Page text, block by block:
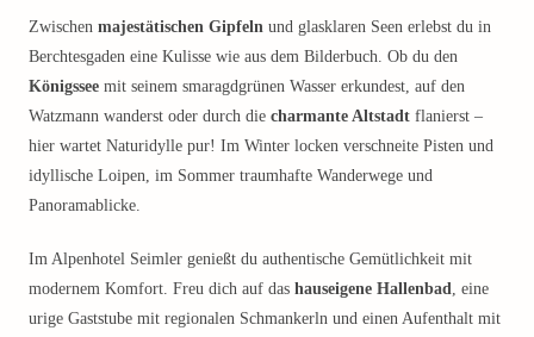
Zwischen majestätischen Gipfeln und glasklaren Seen erlebst du in
Berchtesgaden eine Kulisse wie aus dem Bilderbuch. Ob du den
Königssee mit seinem smaragdgrünen Wasser erkundest, auf den
Watzmann wanderst oder durch die charmante Altstadt flanierst –
hier wartet Naturidylle pur! Im Winter locken verschneite Pisten und
idyllische Loipen, im Sommer traumhafte Wanderwege und
Panoramablicke.
Im Alpenhotel Seimler genießt du authentische Gemütlichkeit mit
modernem Komfort. Freu dich auf das hauseigene Hallenbad, eine
urige Gaststube mit regionalen Schmankerln und einen Aufenthalt mit